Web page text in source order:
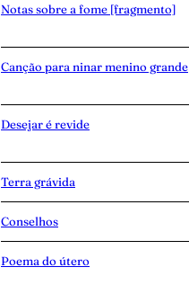
Notas sobre a fome [fragmento]
Canção para ninar menino grande
Desejar é revide
Terra grávida
Conselhos
Poema do útero